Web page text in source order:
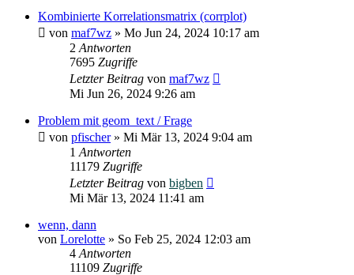
Kombinierte Korrelationsmatrix (corrplot)
von maf7wz » Mo Jun 24, 2024 10:17 am
2 Antworten
7695 Zugriffe
Letzter Beitrag von maf7wz
Mi Jun 26, 2024 9:26 am
Problem mit geom_text / Frage
von pfischer» Mi Mär 13, 2024 9:04 am
1 Antworten
11179 Zugriffe
Letzter Beitrag von bigben
Mi Mär 13, 2024 11:41 am
wenn, dann
von Lorelotte » So Feb 25, 2024 12:03 am
4 Antworten
11109 Zugriffe